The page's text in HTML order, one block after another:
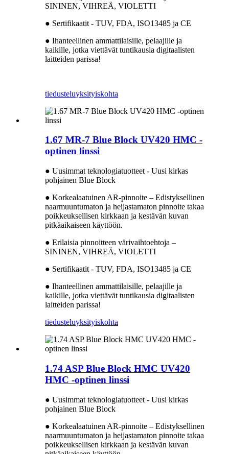
SININEN, VIHREÄ, VIOLETTI
● Sertifikaatit - TUV, FDA, ISO13485 ja CE
● Ihanteellinen ammattilaisille, pelaajille ja
kaikille, jotka viettävät tuntikausia digitaalisten
laitteiden parissa!
tiedusteluyksityiskohta
1.67 MR-7 Blue Block UV420 HMC -
optinen linssi
● Uusimmat teknologiatuotteet - Uusi kirkas
pohjainen Blue Block
● Korkealaatuinen AR-pinnoite – Edistyksellinen
naarmuuntumaton ja heijastamaton pinnoite takaa
poikkeuksellisen kirkkaan ja kestävän kuvan
pitkäaikaiseen käyttöön.
● Erilaisia ​​pinnoitteen värivaihtoehtoja –
SININEN, VIHREÄ, VIOLETTI
● Sertifikaatit - TUV, FDA, ISO13485 ja CE
● Ihanteellinen ammattilaisille, pelaajille ja
kaikille, jotka viettävät tuntikausia digitaalisten
laitteiden parissa!
tiedusteluyksityiskohta
1.74 ASP Blue Block HMC UV420
HMC -optinen linssi
● Uusimmat teknologiatuotteet - Uusi kirkas
pohjainen Blue Block
● Korkealaatuinen AR-pinnoite – Edistyksellinen
naarmuuntumaton ja heijastamaton pinnoite takaa
poikkeuksellisen kirkkaan ja kestävän kuvan